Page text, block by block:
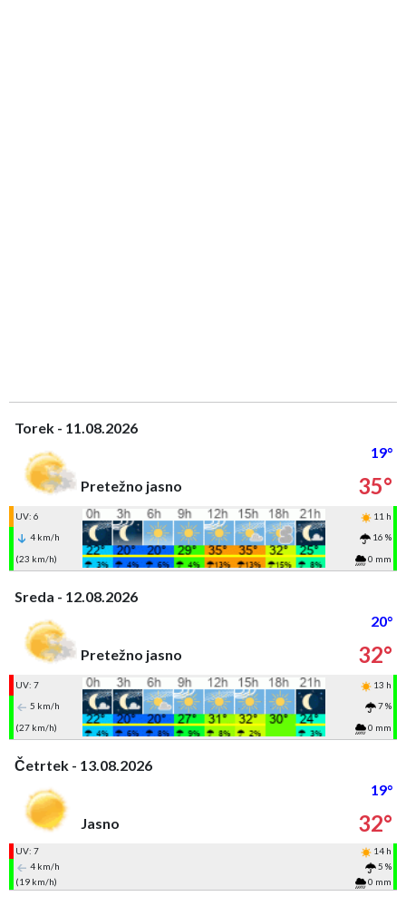
Torek - 11.08.2026
19°
Pretežno jasno
35°
UV: 6
11 h
4 km/h
16 %
(23 km/h)
0 mm
Sreda - 12.08.2026
20°
Pretežno jasno
32°
UV: 7
13 h
5 km/h
7 %
(27 km/h)
0 mm
Četrtek - 13.08.2026
19°
Jasno
32°
UV: 7
14 h
4 km/h
5 %
(19 km/h)
0 mm